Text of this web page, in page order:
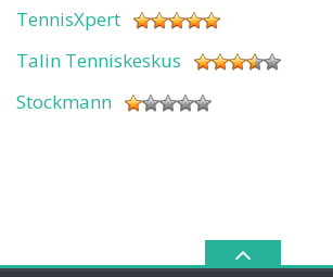
TennisXpert
Talin Tenniskeskus
Stockmann